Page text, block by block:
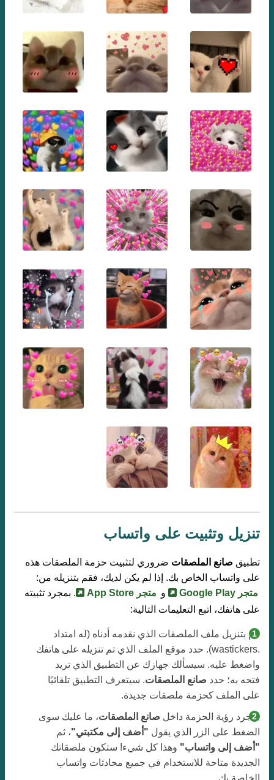
تنزيل وتثبيت على واتساب
تطبيق صانع الملصقات ضروري لتثبيت حزمة الملصقات هذه
على واتساب الخاص بك. إذا لم يكن لديك، فقم بتنزيله من:
متجر Google Play
و متجر App Store
. بمجرد تثبيته
على هاتفك، اتبع التعليمات التالية:
قم بتنزيل ملف الملصقات الذي نقدمه أدناه (له امتداد
.wastickers). حدد موقع الملف الذي تم تنزيله على هاتفك
واضغط عليه. سيسألك جهازك عن التطبيق الذي تريد
فتحه به؛ حدد صانع الملصقات. سيتعرف التطبيق تلقائيًا
على الملف كحزمة ملصقات جديدة.
بمجرد رؤية الحزمة داخل صانع الملصقات، ما عليك سوى
الضغط على الزر الذي يقول "أضف إلى مكتبتي"، ثم
"أضف إلى واتساب" وهذا كل شيء! ستكون ملصقاتك
الجديدة متاحة للاستخدام في جميع محادثات واتساب